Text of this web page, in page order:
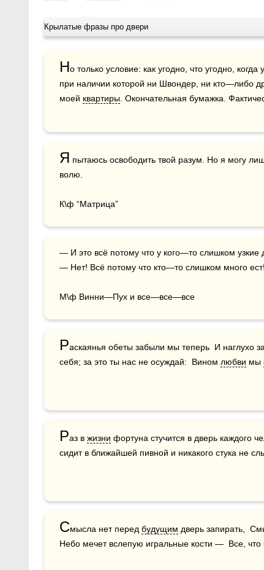
Крылатые фразы про двери
Но только условие: как угодно, что угодно,
при наличии которой ни Швондер, ни кто—либо
моей квартиры . Окончательная бумажка.
Я пытаюсь освободить твой разум. Но я могу
волю.
К\ф “Матрица”
— И это всё потому что у кого—то слишком узкие двери…
— Нет! Всё потому что кто—то слишком много ест!
М\ф Винни—Пух и все—все—все
Раскаянья обеты забыли мы теперь  И наглухо
себя; за это ты нас не осуждай:  Вином любви мы
Раз в жизни фортуна стучится в дверь каждого
сидит в ближайшей пивной и никакого стука не
Смысла нет перед будущим дверь запирать,
Небо мечет вслепую игральные кости —  Все, что